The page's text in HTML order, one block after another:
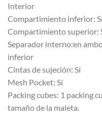
Interior
Compartimiento inferior:
Compartimiento superior:
Separador interno:en
inferior
Cintas de sujeción: Sí
Mesh Pocket: Sí
Packing cubes: 1 packing
tamaño de la maleta.